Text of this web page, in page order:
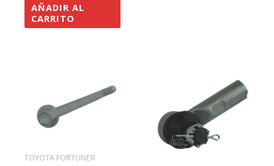
AÑADIR AL
CARRITO
TOYOTA FORTUNER